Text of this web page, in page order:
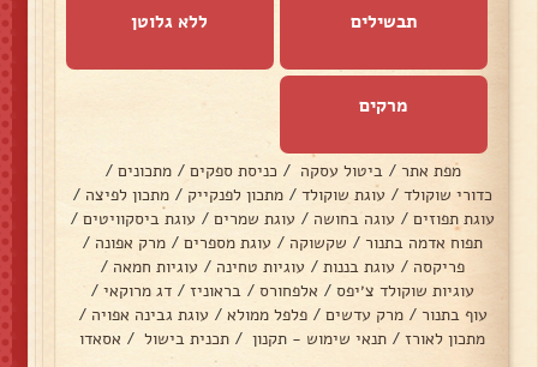
תבשילים ללא גלוטן
מרקים
מפת אתר / ביטול עסקה / כניסת ספקים / מתכונים /
כדורי שוקולד / עוגת שוקולד / מתכון לפנקייק / מתכון לפיצה /
עוגת תפוזים / עוגה בחושה / עוגת שמרים / עוגת ביסקוויטים /
תפוח אדמה בתנור / שקשוקה / עוגת מספרים / מרק אפונה /
פריקסה / עוגת בננות / עוגיות טחינה / עוגיות חמאה /
עוגיות שוקולד צ׳יפס / אלפחורס / בראוניז / דג מרוקאי /
עוף בתנור / מרק עדשים / פלפל ממולא / עוגת גבינה אפויה /
מתכון לאורז / תנאי שימוש - תקנון / תכנית בישול / אסאדו